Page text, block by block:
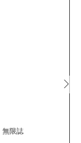
無限誌
next